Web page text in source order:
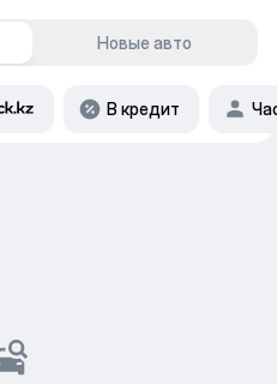
Новые авто
В кредит